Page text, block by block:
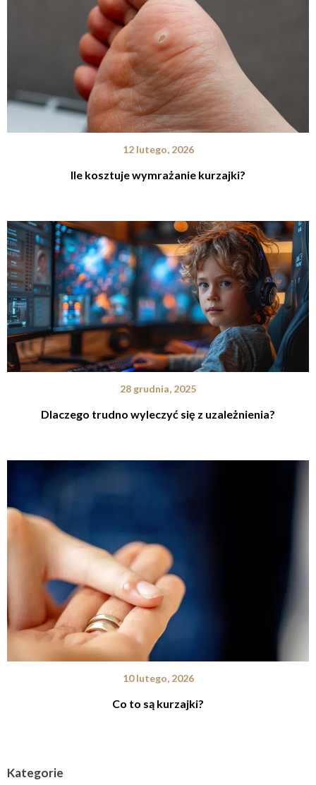
12 lutego, 2026
Ile kosztuje wymrażanie kurzajki?
28 grudnia, 2025
Dlaczego trudno wyleczyć się z uzależnienia?
10 lutego, 2026
Co to są kurzajki?
Kategorie